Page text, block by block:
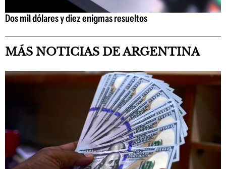
Dos mil dólares y diez enigmas resueltos
MÁS NOTICIAS DE ARGENTINA